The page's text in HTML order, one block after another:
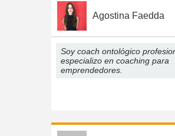
Agostina Faedda
Soy coach ontológico
especializo en coaching para
emprendedores.